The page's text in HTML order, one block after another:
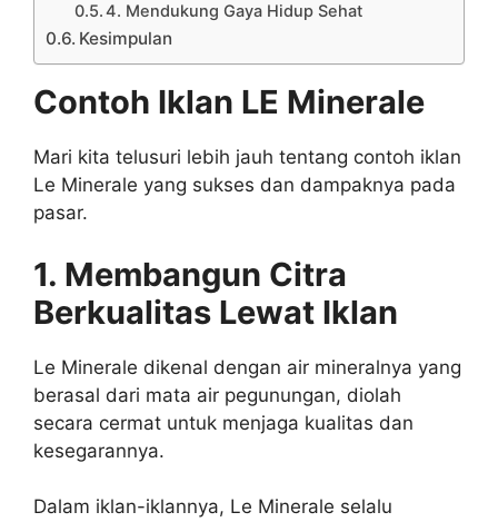
4. Mendukung Gaya Hidup Sehat
Kesimpulan
Contoh Iklan LE Minerale
Mari kita telusuri lebih jauh tentang contoh iklan
Le Minerale yang sukses dan dampaknya pada
pasar.
1. Membangun Citra
Berkualitas Lewat Iklan
Le Minerale dikenal dengan air mineralnya yang
berasal dari mata air pegunungan, diolah
secara cermat untuk menjaga kualitas dan
kesegarannya.
Dalam iklan-iklannya, Le Minerale selalu